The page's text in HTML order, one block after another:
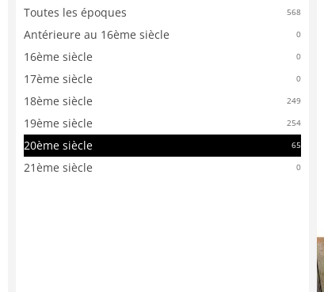
Toutes les époques 568
Antérieure au 16ème siècle 0
16ème siècle 0
17ème siècle 0
18ème siècle 249
19ème siècle 254
20ème siècle 65
21ème siècle 0